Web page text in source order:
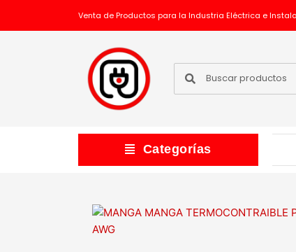
Venta de Productos para la Industria Eléctrica e
Buscar
Main
Menu
Categorías